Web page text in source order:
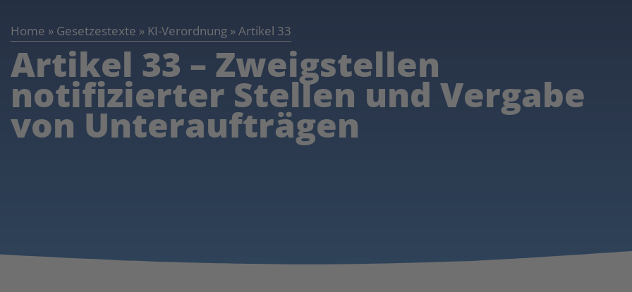
Home » Gesetzestexte » KI-Verordnung »Artikel 33
Artikel 33 – Zweigstellen
notifizierter Stellen und Vergabe
von Unteraufträgen